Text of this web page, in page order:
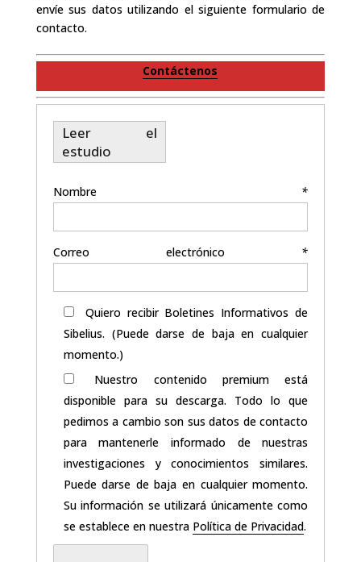
envíe sus datos utilizando el siguiente formulario de
contacto.
Contáctenos
Leer el
estudio
Nombre *
Correo electrónico *
Quiero recibir Boletines Informativos de
Sibelius. (Puede darse de baja en cualquier
momento.)
Nuestro contenido premium está
disponible para su descarga. Todo lo que
pedimos a cambio son sus datos de contacto
para mantenerle informado de nuestras
investigaciones y conocimientos similares.
Puede darse de baja en cualquier momento.
Su información se utilizará únicamente como
se establece en nuestra Política de Privacidad.